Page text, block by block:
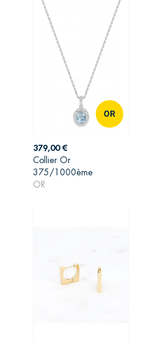
OR
Prix
379,00 €
Collier Or
375/1000ème
OR
AJOUTER AU
PANIER